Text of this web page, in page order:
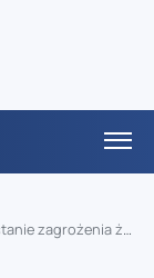
życia po wypadku rowerowym w Kortrijk